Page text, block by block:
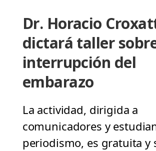
Dr. Horacio
dictará taller
interrupción del
embarazo
La actividad, dirigida a
comunicadores y
periodismo, es gratuita y